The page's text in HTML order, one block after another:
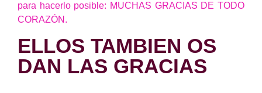
para hacerlo posible: MUCHAS GRACIAS DE TODO
CORAZÓN.
ELLOS TAMBIEN OS
DAN LAS GRACIAS